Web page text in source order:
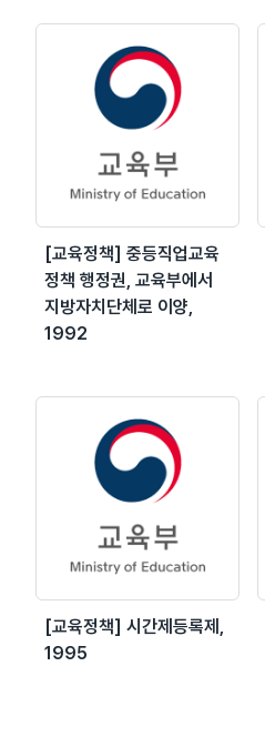
[교육정책] 중등직업교육
정책 행정권, 교육부에서
지방자치단체로 이양,
1992
[교육정책] 시간제등록제,
1995